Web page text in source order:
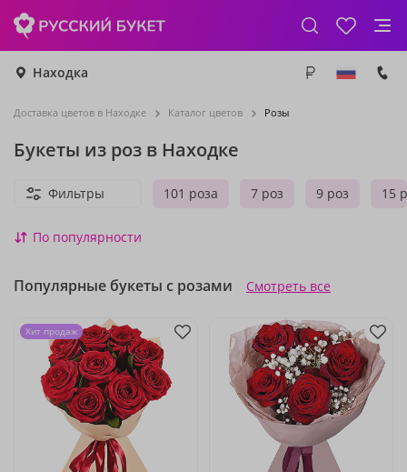
Находка
Доставка цветов в Находке Каталог цветов Розы
Букеты из роз в Находке
101 роза 7 роз 9 роз 15
Фильтры
По популярности
Популярные букеты с розами Смотреть все
Хит продаж